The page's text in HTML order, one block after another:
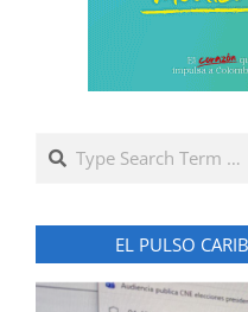
Search
EL PULSO